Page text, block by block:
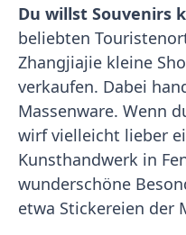
Du willst Souvenirs
beliebten
Zhangjiajie kleine
verkaufen. Dabei
Massenware. Wenn
wirf vielleicht lieber
Kunsthandwerk in
wunderschöne
etwa Stickereien der